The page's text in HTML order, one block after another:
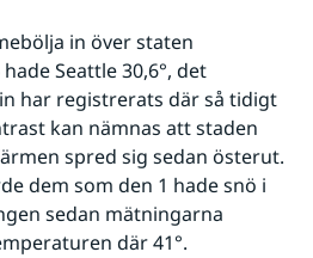
Seattle 30,6°, det
har registrerats där så tidigt
kan nämnas att staden
spred sig sedan österut.
dem som den 1 hade snö i
sedan mätningarna
där 41°.